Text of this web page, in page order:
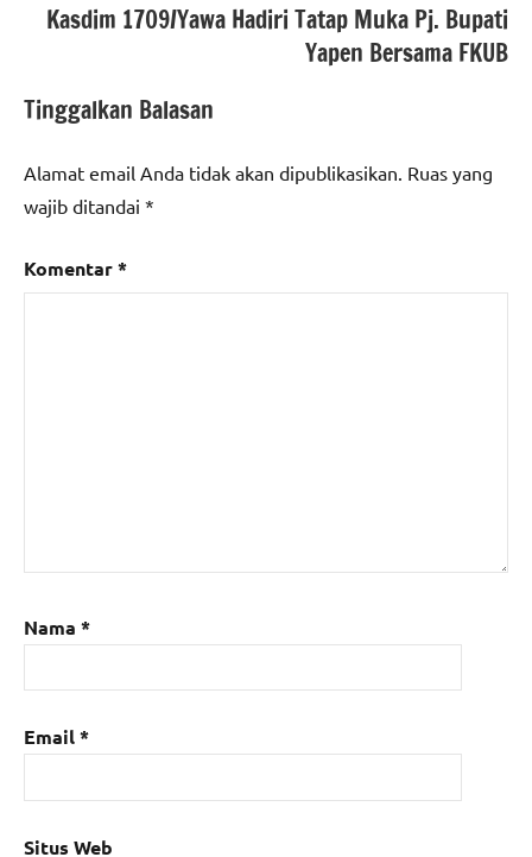
Kasdim 1709/Yawa Hadiri Tatap Muka Pj. Bupati
Yapen Bersama FKUB
Tinggalkan Balasan
Alamat email Anda tidak akan dipublikasikan. Ruas yang
wajib ditandai *
Komentar*
Nama *
Email*
Situs Web